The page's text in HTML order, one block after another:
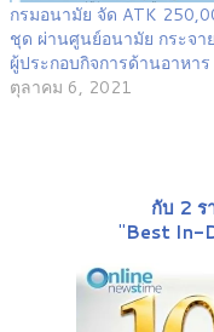
กรมอนามัย จัด ATK
ชุด ผ่านศูนย์อนามัย กระจา
ผู้ประกอบกิจการด้านอาหาร
ตุลาคม 6, 2021
กับ 2 ร
"Best In-